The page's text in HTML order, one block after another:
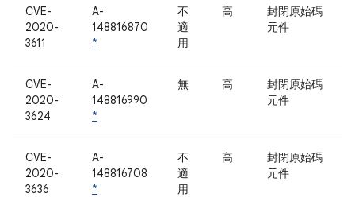
CVE-
2020-
3611
A-
148816870
*
不
適
用
高
封閉原始碼
元件
CVE-
2020-
3624
A-
148816990
*
無 高
封閉原始碼
元件
CVE-
2020-
3636
A-
148816708
*
不
適
用
高
封閉原始碼
元件